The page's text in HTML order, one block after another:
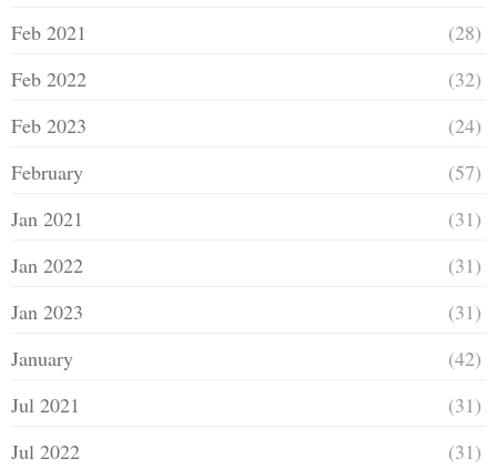
Feb 2021
(28)
Feb 2022
(32)
Feb 2023
(24)
February
(57)
Jan 2021
(31)
Jan 2022
(31)
Jan 2023
(31)
January
(42)
Jul 2021
(31)
Jul 2022
(31)